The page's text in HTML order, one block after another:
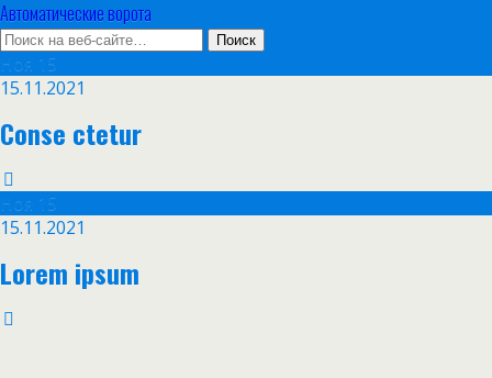
Автоматические ворота
Ноя 15
15.11.2021
Conse ctetur
Ноя 15
15.11.2021
Lorem ipsum